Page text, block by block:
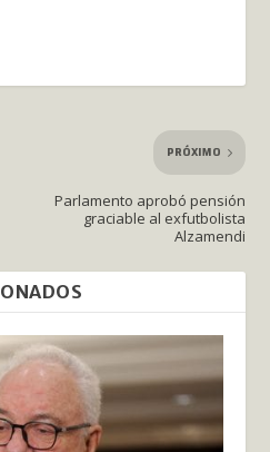
PRÓXIMO
Parlamento aprobó pensión
graciable al exfutbolista
Alzamendi